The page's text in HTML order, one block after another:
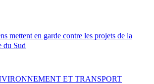
mettent en garde contre les projets de la
du Sud
ET TRANSPORT